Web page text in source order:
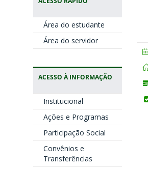
Área do estudante
Área do servidor
ACESSO À INFORMAÇÃO
Institucional
Ações e Programas
Participação Social
Convênios e
Transferências